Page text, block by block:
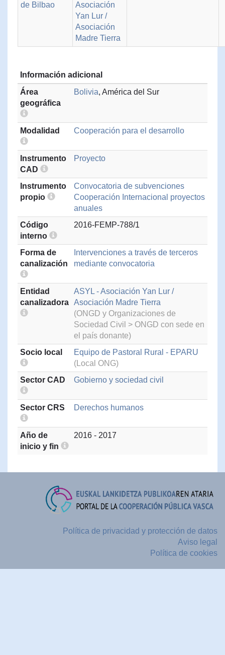
de Bilbao
Asociación
Yan Lur /
Asociación
Madre Tierra
Información adicional
Área
geográfica
Bolivia, América del Sur
Modalidad Cooperación para el desarrollo
Instrumento
CAD
Proyecto
Instrumento
propio
Convocatoria de subvenciones
Cooperación Internacional proyectos
anuales
Código
interno
2016-FEMP-788/1
Forma de
canalización
Intervenciones a través de terceros
mediante convocatoria
Entidad
canalizadora
ASYL - Asociación Yan Lur /
Asociación Madre Tierra
(ONGD y Organizaciones de
Sociedad Civil > ONGD con sede en
el país donante)
Socio local
Equipo de Pastoral Rural - EPARU
(Local ONG)
Sector CAD
Gobierno y sociedad civil
Sector CRS Derechos humanos
Año de
inicio y fin
2016 - 2017
Política de privacidad y protección de datos
Aviso legal
Política de cookies